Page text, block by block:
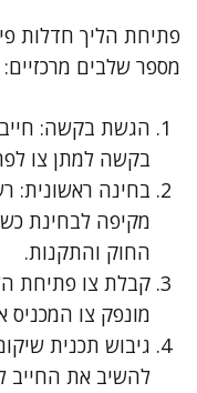
פתיחת הליך חדלות
מספר שלבים מרכזיים:
הגשת בקשה:
בקשה למתן צו
בחינה ראשונית:
מקיפה לבחינת
החוק והתקנות.
קבלת צו פתיחת
מונפק צו המכניס
גיבוש תכנית
להשיב את החייב